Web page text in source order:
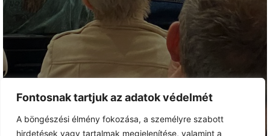
Fontosnak tartjuk az adatok védelmét
A böngészési élmény fokozása, a személyre szabott
hirdetések vagy tartalmak megjelenítése, valamint a